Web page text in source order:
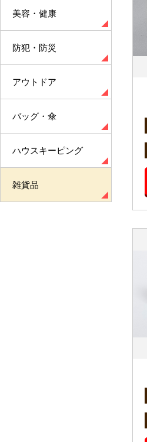
美容・健康
防犯・防災
アウトドア
バッグ・傘
ハウスキーピング
雑貨品